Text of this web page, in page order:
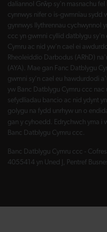
daliannol Grŵp sy'n masnachu
cynnwys nifer o is-gwmnïau sydd
gynnwys llythrennau cychwynnol
ccc yn gwmni cyllid datblygu
Cymru ac nid yw'n cael ei
Rheoleiddio Darbodus (ARhD)
(AYA). Mae gan Fanc Datblygu
gwmni sy'n cael eu hawdurdodi
yw Banc Datblygu Cymru ccc nac
sefydliadau bancio ac nid ydynt
golygu na fydd unrhyw un o
gan y cyhoedd. Edrychwch yma i
Banc Datblygu Cymru ccc.
Banc Datblygu Cymru ccc -
4055414 yn Uned J, Pentref